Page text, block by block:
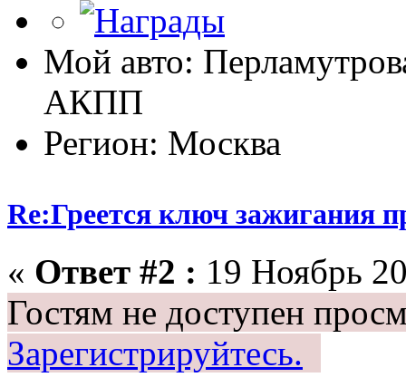
Мой авто:
АКПП
Регион: Москва
Re:Греется ключ зажигания
« Ответ #2 : 19 Ноябрь
Гостям не доступен
Зарегистрируйтесь.